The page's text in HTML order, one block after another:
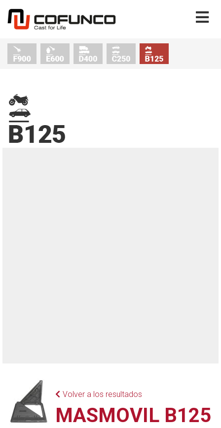
Volver a los resultados
MASMOVIL B125